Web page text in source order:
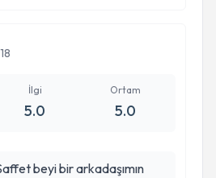
ve başarı hayırlı uzun
lutfu olarak
İlgi
5.0
Ortam
5.0
beyi bir arkadaşımın